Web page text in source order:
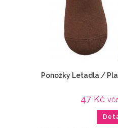
Ponožky Letadla /
47 Kč